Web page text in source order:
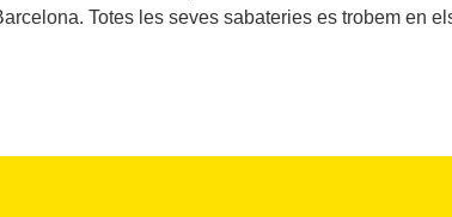
Totes les seves sabateries es trobem en